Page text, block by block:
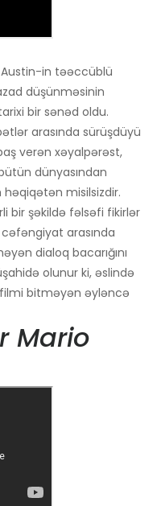
Austin-in təəccüblü
düşünməsinin
bir sənəd oldu.
arasında sürüşdüyü
verən xəyalpərəst,
dünyasından
misilsizdir.
bir şəkildə fəlsəfi fikirlər
arasında
dialoq bacarığını
olunur ki, əslində
bitməyən əyləncə
Mario